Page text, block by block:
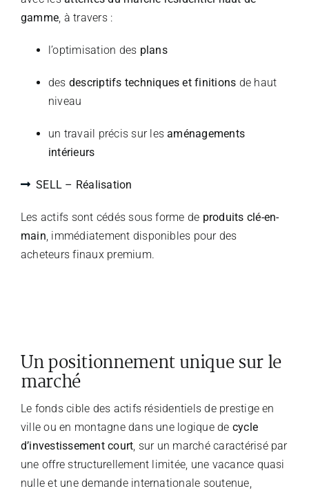
gamme, à travers :
l’optimisation des plans
des descriptifs techniques et finitions de haut
niveau
un travail précis sur lesaménagements
intérieurs
SELL – Réalisation
Les actifs sont cédés sous forme de produits clé-en-
main, immédiatement disponibles pour des
acheteurs finaux premium.
Un positionnement unique sur le
marché
Le fonds cible des actifs résidentiels de prestige en
ville ou en montagne dans une logique de cycle
d’investissement court, sur un marché caractérisé par
une offre structurellement limitée, une vacance quasi
nulle et une demande internationale soutenue,